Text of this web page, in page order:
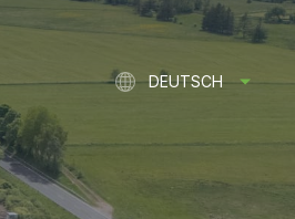
DEUTSCH